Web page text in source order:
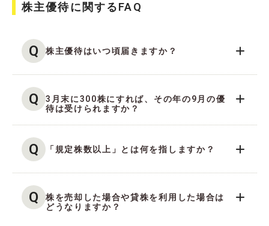
株主優待に関するFAQ
Q 株主優待はいつ頃届きますか？
Q
3月末に300株にすれば、その年の9月の優
待は受けられますか？
Q 「規定株数以上」とは何を指しますか？
Q
株を売却した場合や貸株を利用した場合は
どうなりますか？